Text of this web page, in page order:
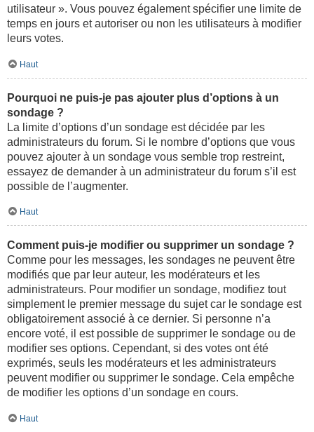
utilisateur ». Vous pouvez également spécifier une limite de
temps en jours et autoriser ou non les utilisateurs à modifier
leurs votes.
Haut
Pourquoi ne puis-je pas ajouter plus d’options à un
sondage ?
La limite d’options d’un sondage est décidée par les
administrateurs du forum. Si le nombre d’options que vous
pouvez ajouter à un sondage vous semble trop restreint,
essayez de demander à un administrateur du forum s’il est
possible de l’augmenter.
Haut
Comment puis-je modifier ou supprimer un sondage ?
Comme pour les messages, les sondages ne peuvent être
modifiés que par leur auteur, les modérateurs et les
administrateurs. Pour modifier un sondage, modifiez tout
simplement le premier message du sujet car le sondage est
obligatoirement associé à ce dernier. Si personne n’a
encore voté, il est possible de supprimer le sondage ou de
modifier ses options. Cependant, si des votes ont été
exprimés, seuls les modérateurs et les administrateurs
peuvent modifier ou supprimer le sondage. Cela empêche
de modifier les options d’un sondage en cours.
Haut